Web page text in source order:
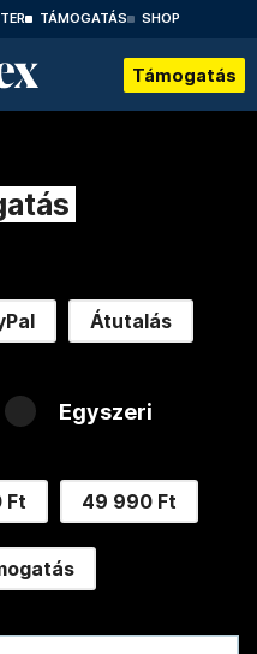
TÁMOGATÁS SHOP
Támogatás
Átutalás
Egyszeri
Ft 49 990 Ft